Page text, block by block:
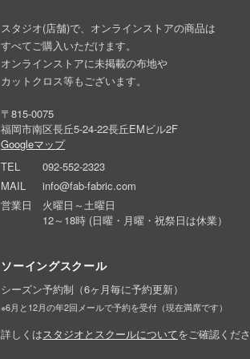
スタジオ(店舗)で、オンラインストアの商品は
すべてご購入いただけます。
オンラインストアに未掲載の布地や
カットクロス等もございます。
〒815-0075
福岡市南区長丘5-24-22長丘EMビル2F
Googleマップ
TEL
092-552-2323
MAIL
info@fab-fabric.com
営業日
火曜日～土曜日
12～18時 (日曜・月曜・祝祭日は休業）
ソーイングスクール
シーズン予約制（6ヶ月毎に予約更新）
※6月と12月の年2回メールで予約を受付（現在満席です）
詳しくはスタジオとスクールについてをご確認くださ